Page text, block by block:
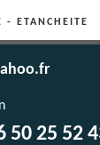
- ETANCHEITE
50 25 52